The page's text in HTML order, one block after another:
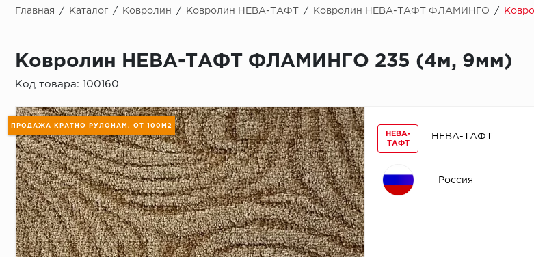
Главная / Каталог / Ковролин / Ковролин НЕВА-ТАФТ / Ковролин НЕВА-ТАФТ ФЛАМИНГО /
Ковролин НЕВА-ТАФТ ФЛАМИНГО 235 (4м, 9мм)
Код товара: 100160
ПРОДАЖА КРАТНО РУЛОНАМ, ОТ 100М2
НЕВА-
ТАФТ
НЕВА-ТАФТ
Россия